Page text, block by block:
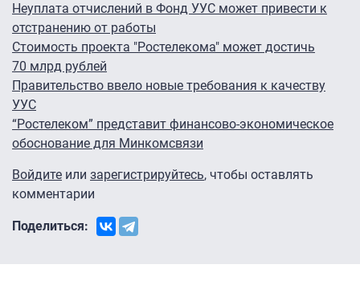
Неуплата отчислений в Фонд УУС может привести к
отстранению от работы
Стоимость проекта "Ростелекома" может достичь
70 млрд рублей
Правительство ввело новые требования к качеству
УУС
“Ростелеком” представит финансово-экономическое
обоснование для Минкомсвязи
Войдите или зарегистрируйтесь, чтобы оставлять
комментарии
Поделиться: